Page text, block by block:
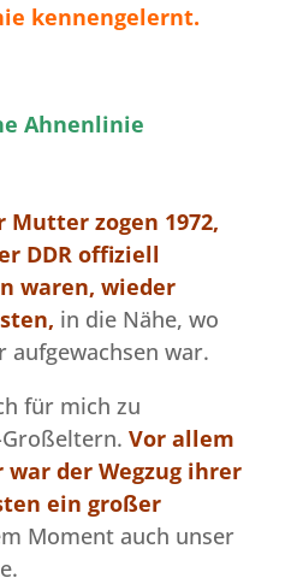
kennengelernt.
Ahnenlinie
Mutter zogen 1972,
DDR offiziell
waren, wieder
in die Nähe, wo
war.
für mich zu
Vor allem
der Wegzug ihrer
ein großer
Moment auch unser